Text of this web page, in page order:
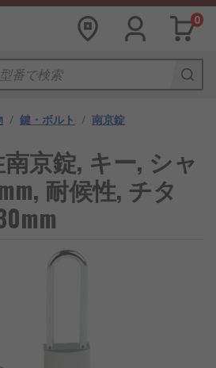
0
/ 鍵・ボルト / 南京錠
南京錠, キー, シャ
耐候性, チタ